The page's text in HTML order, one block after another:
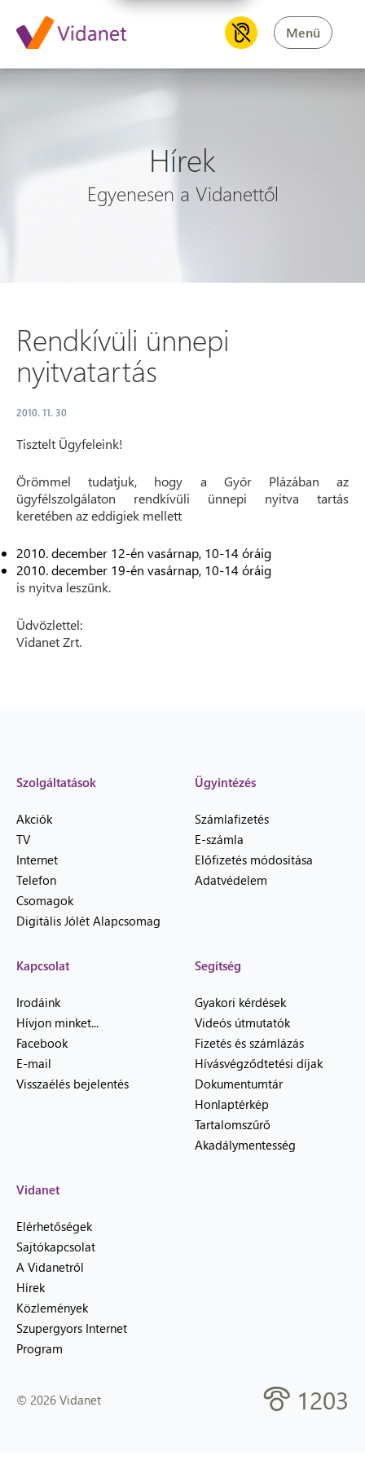
Menü
Hírek
Egyenesen a Vidanettől
Rendkívüli ünnepi
nyitvatartás
2010. 11. 30
Tisztelt Ügyfeleink!
Örömmel tudatjuk, hogy a Győr Plázában az
ügyfélszolgálaton rendkívüli ünnepi nyitva tartás
keretében az eddigiek mellett
2010. december 12-én vasárnap, 10-14 óráig
2010. december 19-én vasárnap, 10-14 óráig
is nyitva leszünk.
Üdvözlettel:
Vidanet Zrt.
Szolgáltatások
Akciók
TV
Internet
Telefon
Csomagok
Digitális Jólét Alapcsomag
Ügyintézés
Számlafizetés
E-számla
Előfizetés módosítása
Adatvédelem
Kapcsolat
Irodáink
Hívjon minket...
Facebook
E-mail
Visszaélés bejelentés
Segítség
Gyakori kérdések
Videós útmutatók
Fizetés és számlázás
Hívásvégződtetési díjak
Dokumentumtár
Honlaptérkép
Tartalomszűrő
Akadálymentesség
Vidanet
Elérhetőségek
Sajtókapcsolat
A Vidanetről
Hírek
Közlemények
Szupergyors Internet
Program
© 2026 Vidanet 1203